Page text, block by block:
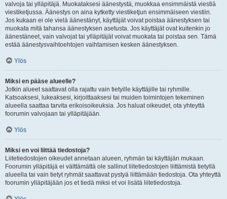
valvoja tai ylläpitäjä. Muokataksesi äänestystä, muokkaa ensimmäistä viestiä
viestiketjussa. Äänestys on aina kytketty viestiketjun ensimmäiseen viestiin.
Jos kukaan ei ole vielä äänestänyt, käyttäjät voivat poistaa äänestyksen tai
muokata mitä tahansa äänestyksen asetusta. Jos käyttäjät ovat kuitenkin jo
äänestäneet, vain valvojat tai ylläpitäjät voivat muokata tai poistaa sen. Tämä
estää äänestysvaihtoehtojen vaihtamisen kesken äänestyksen.
Ylös
Miksi en pääse alueelle?
Jotkin alueet saattavat olla rajattu vain tietyille käyttäjille tai ryhmille.
Katsoaksesi, lukeaksesi, kirjoittaaksesi tai muiden toimintojen tekeminen
alueella saattaa tarvita erikoisoikeuksia. Jos haluat oikeudet, ota yhteyttä
foorumin valvojaan tai ylläpitäjään.
Ylös
Miksi en voi liittää tiedostoja?
Liitetiedostojen oikeudet annetaan alueen, ryhmän tai käyttäjän mukaan.
Foorumin ylläpitäjä ei välttämättä ole sallinut liitetiedostojen liittämistä tietyllä
alueella tai vain tietyt ryhmät saattavat pystyä liittämään tiedostoja. Ota yhteyttä
foorumin ylläpitäjään jos et tiedä miksi et voi lisätä liitetiedostoja.